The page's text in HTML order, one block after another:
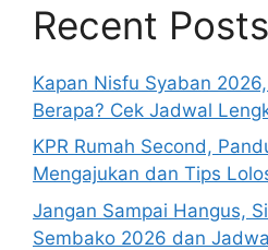
Recent Posts
Kapan Nisfu Syaban
Berapa? Cek Jadwal
KPR Rumah Second,
Mengajukan dan Tips
Jangan Sampai Hangus,
Sembako 2026 dan